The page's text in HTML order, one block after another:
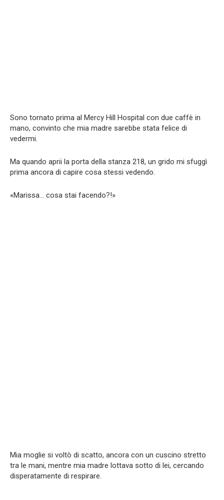
Sono tornato prima al Mercy Hill Hospital con due caffè in
mano, convinto che mia madre sarebbe stata felice di
vedermi.
Ma quando aprii la porta della stanza 218, un grido mi sfuggì
prima ancora di capire cosa stessi vedendo.
«Marissa… cosa stai facendo?!»
Mia moglie si voltò di scatto, ancora con un cuscino stretto
tra le mani, mentre mia madre lottava sotto di lei, cercando
disperatamente di respirare.